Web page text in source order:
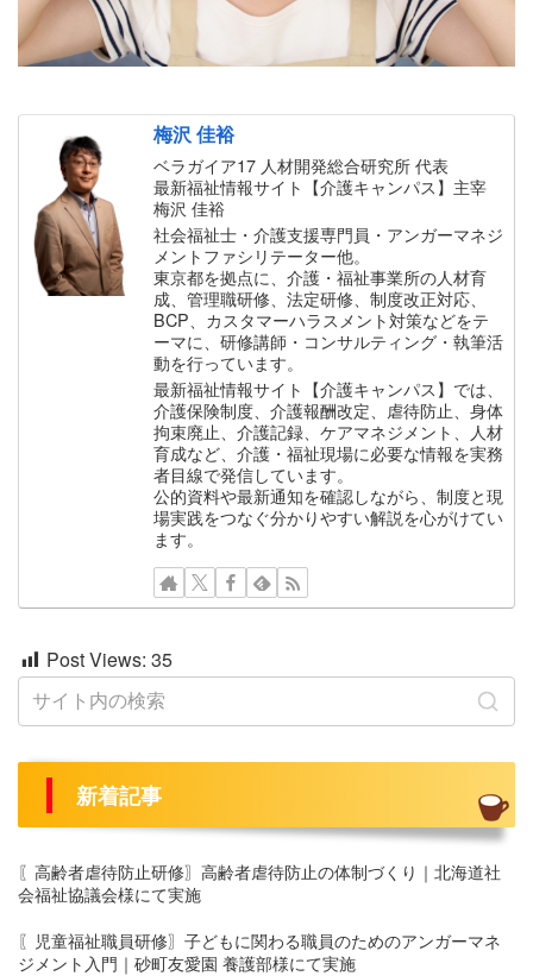
梅沢 佳裕
ベラガイア17 人材開発総合研究所 代表
最新福祉情報サイト【介護キャンパス】主宰
梅沢 佳裕
社会福祉士・介護支援専門員・アンガーマネジ
メントファシリテーター他。
東京都を拠点に、介護・福祉事業所の人材育
成、管理職研修、法定研修、制度改正対応、
BCP、カスタマーハラスメント対策などをテ
ーマに、研修講師・コンサルティング・執筆活
動を行っています。
最新福祉情報サイト【介護キャンパス】では、
介護保険制度、介護報酬改定、虐待防止、身体
拘束廃止、介護記録、ケアマネジメント、人材
育成など、介護・福祉現場に必要な情報を実務
者目線で発信しています。
公的資料や最新通知を確認しながら、制度と現
場実践をつなぐ分かりやすい解説を心がけてい
ます。
Post Views: 35
新着記事
〖高齢者虐待防止研修〗高齢者虐待防止の体制づくり｜北海道社
会福祉協議会様にて実施
〖児童福祉職員研修〗子どもに関わる職員のためのアンガーマネ
ジメント入門｜砂町友愛園 養護部様にて実施